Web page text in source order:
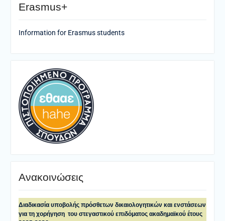
Erasmus+
Information for Erasmus students
Ανακοινώσεις
Διαδικασία υποβολής πρόσθετων δικαιολογητικών και ενστάσεων
για τη χορήγηση του στεγαστικού επιδόματος ακαδημαϊκού έτους